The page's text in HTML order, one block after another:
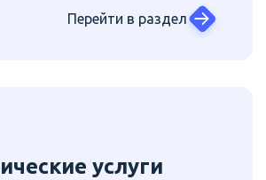
Перейти в раздел
услуги